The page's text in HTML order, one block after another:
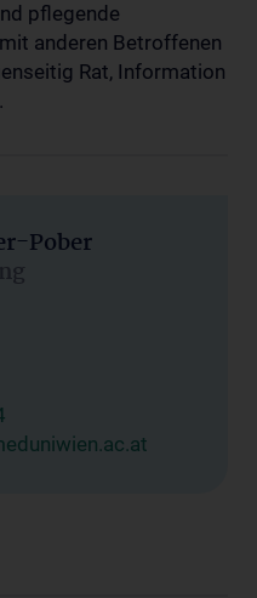
pflegende
anderen Betroffenen
Rat, Information
Pober